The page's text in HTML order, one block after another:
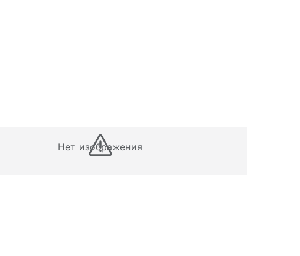
Нет изображения